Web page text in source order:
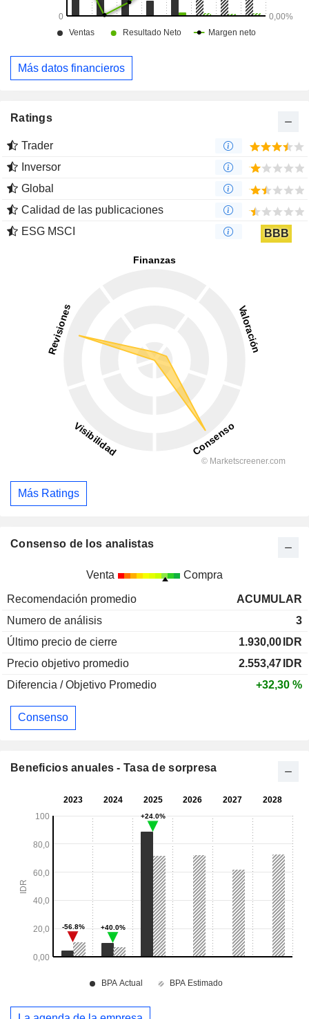
Más datos financieros
Ratings
Trader
Inversor
Global
Calidad de las publicaciones
ESG MSCI
BBB
Más Ratings
Consenso de los analistas
Venta Compra
Recomendación promedio
ACUMULAR
Numero de análisis
3
Último precio de cierre
1.930,00 IDR
Precio objetivo promedio
2.553,47 IDR
Diferencia / Objetivo Promedio
+32,30 %
Consenso
Beneficios anuales - Tasa de sorpresa